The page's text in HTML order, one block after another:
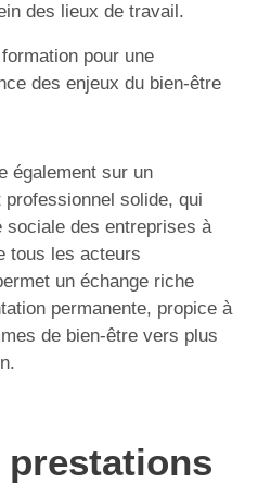
des lieux de travail.
pour une
des enjeux du bien-être
également sur un
solide, qui
sociale des entreprises à
tous les acteurs
un échange riche
permanente, propice à
de bien-être vers plus